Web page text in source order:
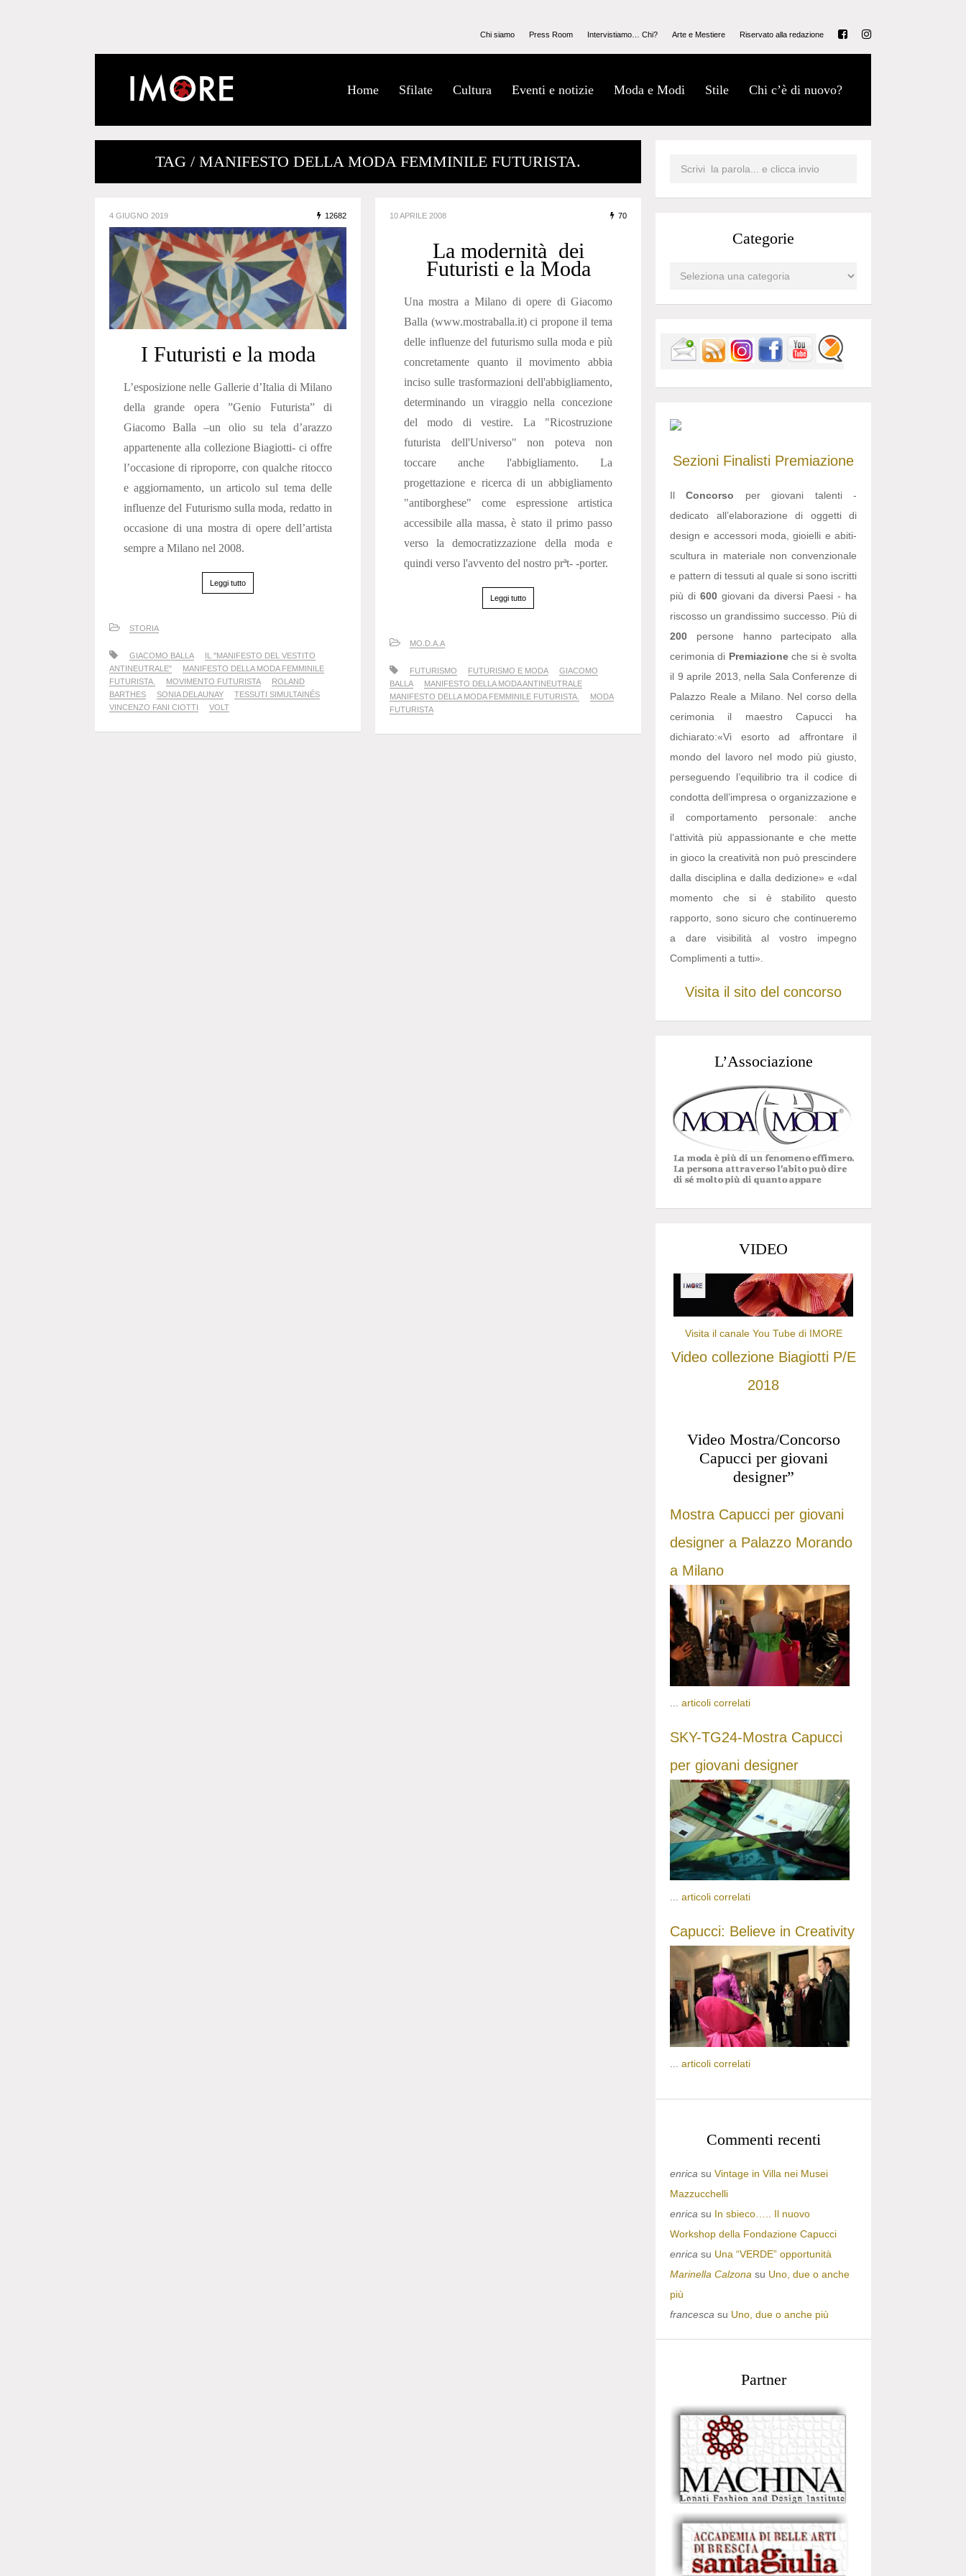
Chi siamo Press Room Intervistiamo… Chi? Arte e Mestiere Riservato alla redazione
Home Sfilate Cultura Eventi e notizie Moda e Modi Stile Chi c’è di nuovo?
TAG / MANIFESTO DELLA MODA FEMMINILE FUTURISTA.
4 GIUGNO 2019 12682
I Futuristi e la moda
L’esposizione nelle Gallerie d’Italia di Milano
della grande opera ”Genio Futurista” di
Giacomo Balla –un olio su tela d’arazzo
appartenente alla collezione Biagiotti- ci offre
l’occasione di riproporre, con qualche ritocco
e aggiornamento, un articolo sul tema delle
influenze del Futurismo sulla moda, redatto in
occasione di una mostra di opere dell’artista
sempre a Milano nel 2008.
Leggi tutto
STORIA
GIACOMO BALLA
IL "MANIFESTO DEL VESTITO
ANTINEUTRALE"
MANIFESTO DELLA MODA FEMMINILE
FUTURISTA.
MOVIMENTO FUTURISTA
ROLAND
BARTHES
SONIA DELAUNAY
TESSUTI SIMULTAINÉS
VINCENZO FANI CIOTTI
VOLT
10 APRILE 2008 70
La modernità dei
Futuristi e la Moda
Una mostra a Milano di opere di Giacomo
Balla (www.mostraballa.it) ci propone il tema
delle influenze del futurismo sulla moda e più
concretamente quanto il movimento abbia
inciso sulle trasformazioni dell'abbigliamento,
determinando un viraggio nella concezione
del modo di vestire. La "Ricostruzione
futurista dell'Universo" non poteva non
toccare anche l'abbigliamento. La
progettazione e ricerca di un abbigliamento
"antiborghese" come espressione artistica
accessibile alla massa, è stato il primo passo
verso la democratizzazione della moda e
quindi verso l'avvento del nostro prªt- -porter.
Leggi tutto
MO.D.A.A
FUTURISMO FUTURISMO E MODA
GIACOMO
BALLA
MANIFESTO DELLA MODA ANTINEUTRALE
MANIFESTO DELLA MODA FEMMINILE FUTURISTA.
MODA
FUTURISTA
Categorie
Sezioni Finalisti Premiazione
IlConcorso per giovani talenti -
dedicato all’elaborazione di oggetti di
design e accessori moda, gioielli e abiti-
scultura in materiale non convenzionale
e pattern di tessuti al quale si sono iscritti
più di 600 giovani da diversi Paesi - ha
riscosso un grandissimo successo. Più di
200 persone hanno partecipato alla
cerimonia di Premiazioneche si è svolta
il 9 aprile 2013, nella Sala Conferenze di
Palazzo Reale a Milano. Nel corso della
cerimonia il maestro Capucci ha
dichiarato:«Vi esorto ad affrontare il
mondo del lavoro nel modo più giusto,
perseguendo l’equilibrio tra il codice di
condotta dell’impresa o organizzazione e
il comportamento personale: anche
l’attività più appassionante e che mette
in gioco la creatività non può prescindere
dalla disciplina e dalla dedizione» e «dal
momento che si è stabilito questo
rapporto, sono sicuro che continueremo
a dare visibilità al vostro impegno
Complimenti a tutti».
Visita il sito del concorso
L’Associazione
VIDEO
Visita il canale You Tube di IMORE
Video collezione Biagiotti P/E
2018
Video Mostra/Concorso
Capucci per giovani
designer”
Mostra Capucci per giovani
designer a Palazzo Morando
a Milano
articoli correlati
SKY-TG24-Mostra Capucci
per giovani designer
... articoli correlati
Capucci: Believe in Creativity
articoli correlati
Commenti recenti
enrica su Vintage in Villa nei Musei
Mazzucchelli
enrica su In sbieco….. Il nuovo
Workshop della Fondazione Capucci
enrica su Una “VERDE” opportunità
Marinella Calzona su Uno, due o anche
più
francesca su Uno, due o anche più
Partner